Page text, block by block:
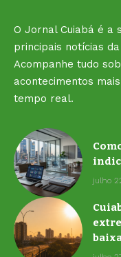
O Jornal Cuiabá é a
principais notícias
Acompanhe tudo
acontecimentos
tempo real.
julho